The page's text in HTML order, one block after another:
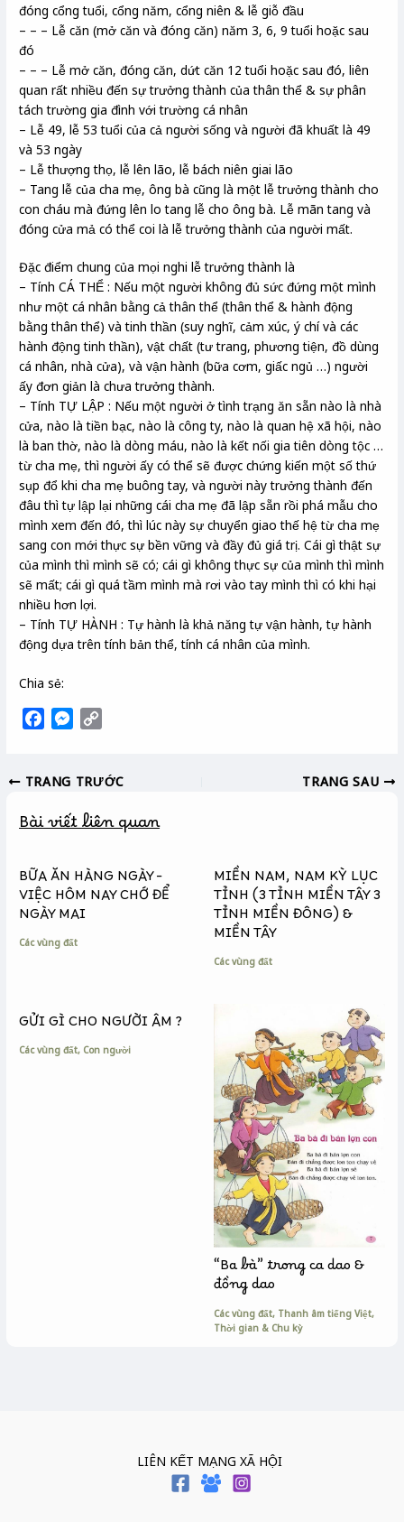
đóng cổng tuổi, cổng năm, cổng niên & lễ giỗ đầu
– – – Lễ căn (mở căn và đóng căn) năm 3, 6, 9 tuổi hoặc sau
đó
– – – Lễ mở căn, đóng căn, dứt căn 12 tuổi hoặc sau đó, liên
quan rất nhiều đến sự trưởng thành của thân thể & sự phân
tách trường gia đình với trường cá nhân
– Lễ 49, lễ 53 tuổi của cả người sống và người đã khuất là 49
và 53 ngày
– Lễ thượng thọ, lễ lên lão, lễ bách niên giai lão
– Tang lễ của cha mẹ, ông bà cũng là một lễ trưởng thành cho
con cháu mà đứng lên lo tang lễ cho ông bà. Lễ mãn tang và
đóng cửa mả có thể coi là lễ trưởng thành của người mất.
Đặc điểm chung của mọi nghi lễ trưởng thành là
– Tính CÁ THỂ : Nếu một người không đủ sức đứng một mình
như một cá nhân bằng cả thân thể (thân thể & hành động
bằng thân thể) và tinh thần (suy nghĩ, cảm xúc, ý chí và các
hành động tinh thần), vật chất (tư trang, phương tiện, đồ dùng
cá nhân, nhà cửa), và vận hành (bữa cơm, giấc ngủ …) người
ấy đơn giản là chưa trưởng thành.
– Tính TỰ LẬP : Nếu một người ở tình trạng ăn sẵn nào là nhà
cửa, nào là tiền bạc, nào là công ty, nào là quan hệ xã hội, nào
là ban thờ, nào là dòng máu, nào là kết nối gia tiên dòng tộc …
từ cha mẹ, thì người ấy có thể sẽ được chứng kiến một số thứ
sụp đổ khi cha mẹ buông tay, và người này trưởng thành đến
đâu thì tự lập lại những cái cha mẹ đã lập sẵn rồi phá mẫu cho
mình xem đến đó, thì lúc này sự chuyển giao thế hệ từ cha mẹ
sang con mới thực sự bền vững và đầy đủ giá trị. Cái gì thật sự
của mình thì mình sẽ có; cái gì không thực sự của mình thì mình
sẽ mất; cái gì quá tầm mình mà rơi vào tay mình thì có khi hại
nhiều hơn lợi.
– Tính TỰ HÀNH : Tự hành là khả năng tự vận hành, tự hành
động dựa trên tính bản thể, tính cá nhân của mình.
Chia sẻ:
e
o
k
M
s
n
e
r
y
i
k
TRANG TRƯỚC TRANG SAU
Bài viết liên quan
BỮA ĂN HÀNG NGÀY –
VIỆC HÔM NAY CHỚ ĐỂ
NGÀY MAI
Các vùng đất
MIỀN NAM, NAM KỲ LỤC
TỈNH (3 TỈNH MIỀN TÂY 3
TỈNH MIỀN ĐÔNG) &
MIỀN TÂY
Các vùng đất
GỬI GÌ CHO NGƯỜI ÂM ?
Các vùng đất, Con người
“Ba bà” trong ca dao &
đồng dao
Các vùng đất, Thanh âm tiếng Việt,
Thời gian & Chu kỳ
LIÊN KẾT MẠNG XÃ HỘI